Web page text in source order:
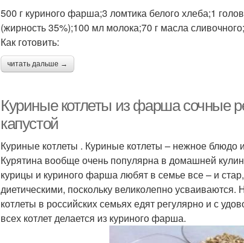
500 г куриного фарша;3 ломтика белого хлеба;1
(жирность 35%);100 мл молока;70 г масла
Как готовить:
читать дальше →
Куриные котлеты из фарша сочные
капустой
Куриные котлеты . Куриные котлеты – нежное блюдо
Курятина вообще очень популярна в домашней
курицы и куриного фарша любят в семье все – и
диетическими, поскольку великолепно усваиваются.
котлеты в российских семьях едят регулярно и с
всех котлет делается из куриного фарша.